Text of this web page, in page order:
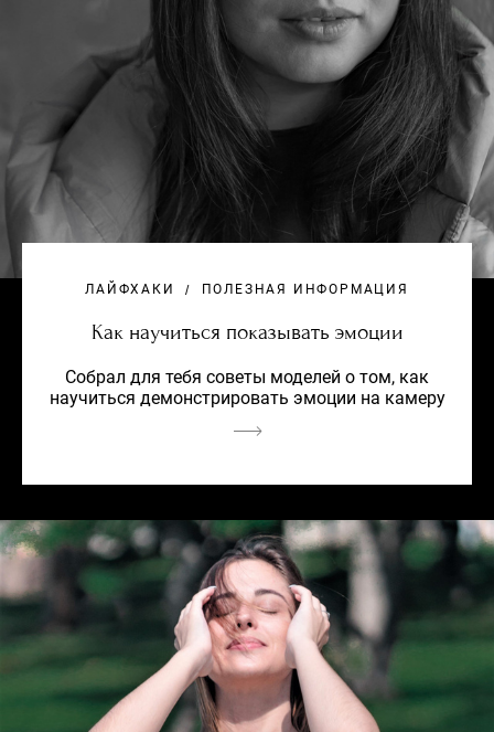
ЛАЙФХАКИ ПОЛЕЗНАЯ ИНФОРМАЦИЯ
Как научиться показывать эмоции
Собрал для тебя советы моделей о том, как
научиться демонстрировать эмоции на камеру